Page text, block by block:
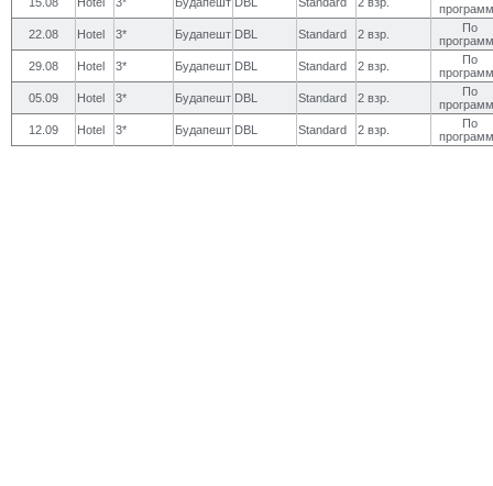
22.08
Hotel 3* Будапешт DBL Standard 2 взр.
По
29.08
Hotel 3* Будапешт DBL Standard 2 взр.
По
05.09
Hotel 3* Будапешт DBL Standard 2 взр.
По
12.09
Hotel 3* Будапешт DBL Standard 2 взр.
По